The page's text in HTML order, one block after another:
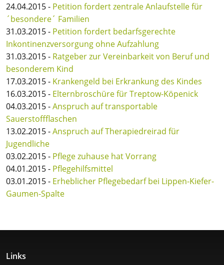
24.04.2015 - Petition fordert zentrale Anlaufstelle für
´besondere´ Familien
31.03.2015 - Petition fordert bedarfsgerechte
Inkontinenzversorgung ohne Aufzahlung
31.03.2015 - Ratgeber zur Vereinbarkeit von Beruf und
besonderem Kind
17.03.2015 - Krankengeld bei Erkrankung des Kindes
16.03.2015 - Elternbroschüre für Treptow-Köpenick
04.03.2015 -Anspruch auf transportable
Sauerstoffflaschen
13.02.2015 -Anspruch auf Therapiedreirad für
Jugendliche
03.02.2015 - Pflege zuhause hat Vorrang
04.01.2015 - Pflegehilfsmittel
03.01.2015 - Erheblicher Pflegebedarf bei Lippen-Kiefer-
Gaumen-Spalte
Links